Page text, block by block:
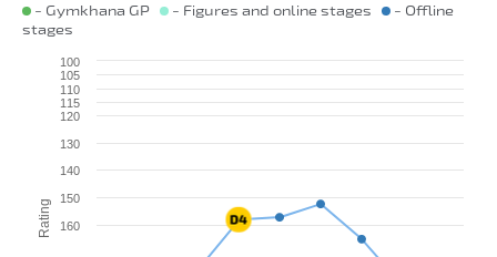
- Gymkhana GP - Figures and online stages
- Offline
stages
Rating
100
105
110
115
120
130
140
150
160